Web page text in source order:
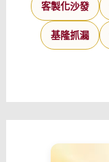
客製化沙發
基隆抓漏